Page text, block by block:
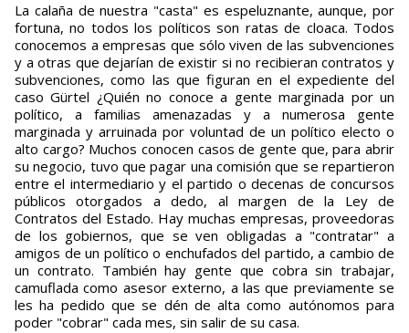
La calaña de nuestra "casta" es espeluznante, aunque, por
fortuna, no todos los políticos son ratas de cloaca. Todos
conocemos a empresas que sólo viven de las subvenciones
y a otras que dejarían de existir si no recibieran contratos y
subvenciones, como las que figuran en el expediente del
caso Gürtel ¿Quién no conoce a gente marginada por un
político, a familias amenazadas y a numerosa gente
marginada y arruinada por voluntad de un político electo o
alto cargo? Muchos conocen casos de gente que, para abrir
su negocio, tuvo que pagar una comisión que se repartieron
entre el intermediario y el partido o decenas de concursos
públicos otorgados a dedo, al margen de la Ley de
Contratos del Estado. Hay muchas empresas, proveedoras
de los gobiernos, que se ven obligadas a "contratar" a
amigos de un político o enchufados del partido, a cambio de
un contrato. También hay gente que cobra sin trabajar,
camuflada como asesor externo, a las que previamente se
les ha pedido que se dén de alta como autónomos para
poder "cobrar" cada mes, sin salir de su casa.